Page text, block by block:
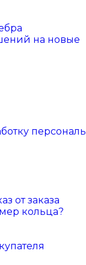
на новые
от заказа
кольца?